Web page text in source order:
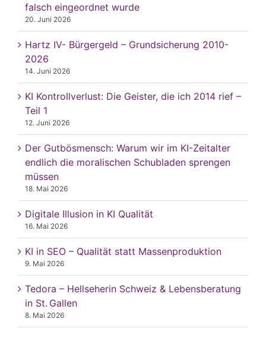
falsch eingeordnet wurde
20. Juni 2026
Hartz IV- Bürgergeld – Grundsicherung 2010-
2026
14. Juni 2026
KI Kontrollverlust: Die Geister, die ich 2014 rief –
Teil 1
12. Juni 2026
Der Gutbösmensch: Warum wir im KI-Zeitalter
endlich die moralischen Schubladen sprengen
müssen
18. Mai 2026
Digitale Illusion in KI Qualität
16. Mai 2026
KI in SEO – Qualität statt Massenproduktion
9. Mai 2026
Tedora – Hellseherin Schweiz & Lebensberatung
in St. Gallen
8. Mai 2026